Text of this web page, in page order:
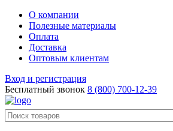
О компании
Полезные материалы
Оплата
Доставка
Оптовым клиентам
Вход и регистрация
Бесплатный звонок 8 (800) 700-12-39